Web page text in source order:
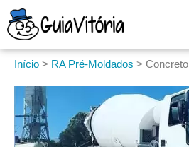
Início > RA Pré-Moldados > Concreto